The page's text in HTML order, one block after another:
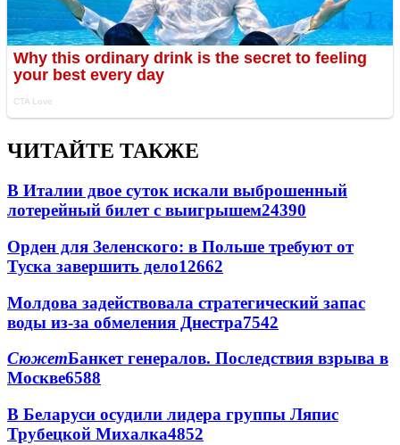
ЧИТАЙТЕ ТАКЖЕ
В Италии двое суток искали выброшенный
лотерейный билет с выигрышем24390
Орден для Зеленского: в Польше требуют от
Туска завершить дело12662
Молдова задействовала стратегический запас
воды из-за обмеления Днестра7542
СюжетБанкет генералов. Последствия взрыва в
Москве6588
В Беларуси осудили лидера группы Ляпис
Трубецкой Михалка4852